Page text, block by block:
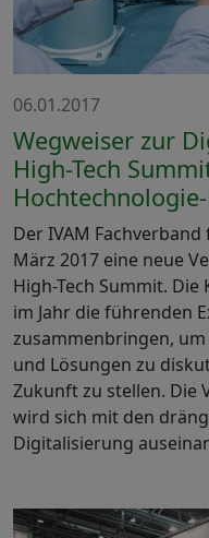
06.01.2017
Wegweiser zur
High-Tech
Der IVAM
März 2017 eine neue
High-Tech Summit.
im Jahr die führenden
zusammenbringen,
und Lösungen zu
Zukunft zu stellen. Die
wird sich mit den
Digitalisierung